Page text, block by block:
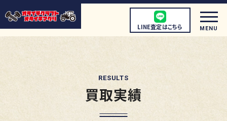
LINE査定はこちら MENU
店頭買取について
RESULTS
買取実績